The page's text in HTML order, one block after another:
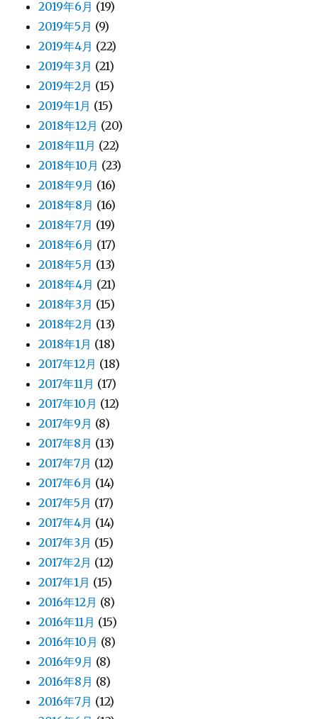
2019年6月 (19)
2019年5月 (9)
2019年4月 (22)
2019年3月 (21)
2019年2月 (15)
2019年1月 (15)
2018年12月 (20)
2018年11月 (22)
2018年10月 (23)
2018年9月 (16)
2018年8月 (16)
2018年7月 (19)
2018年6月 (17)
2018年5月 (13)
2018年4月 (21)
2018年3月 (15)
2018年2月 (13)
2018年1月 (18)
2017年12月 (18)
2017年11月 (17)
2017年10月 (12)
2017年9月 (8)
2017年8月 (13)
2017年7月 (12)
2017年6月 (14)
2017年5月 (17)
2017年4月 (14)
2017年3月 (15)
2017年2月 (12)
2017年1月 (15)
2016年12月 (8)
2016年11月 (15)
2016年10月 (8)
2016年9月 (8)
2016年8月 (8)
2016年7月 (12)